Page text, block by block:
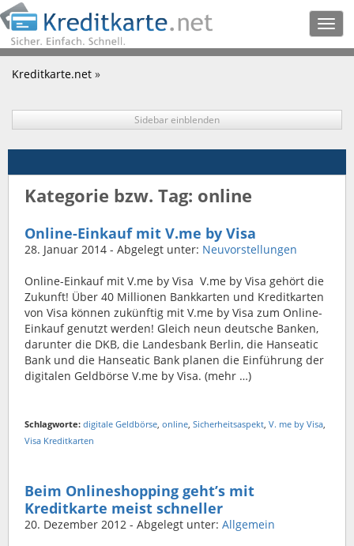
Kreditkarte.net »
Sidebar einblenden
Kategorie bzw. Tag: online
Online-Einkauf mit V.me by Visa
28. Januar 2014 - Abgelegt unter: Neuvorstellungen
Online-Einkauf mit V.me by Visa V.me by Visa gehört die
Zukunft! Über 40 Millionen Bankkarten und Kreditkarten
von Visa können zukünftig mit V.me by Visa zum Online-
Einkauf genutzt werden! Gleich neun deutsche Banken,
darunter die DKB, die Landesbank Berlin, die Hanseatic
Bank und die Hanseatic Bank planen die Einführung der
digitalen Geldbörse V.me by Visa. (mehr …)
Schlagworte: digitale Geldbörse, online, Sicherheitsaspekt, V. me by Visa,
Visa Kreditkarten
Beim Onlineshopping geht’s mit
Kreditkarte meist schneller
20. Dezember 2012 - Abgelegt unter: Allgemein